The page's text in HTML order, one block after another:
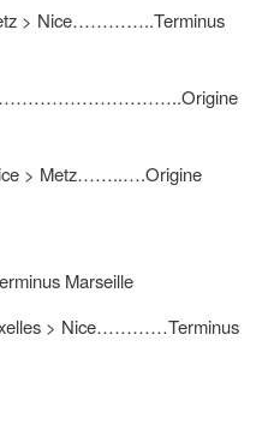
> Nice…………..Terminus
> Metz……..….Origine
Marseille
> Nice…………Terminus